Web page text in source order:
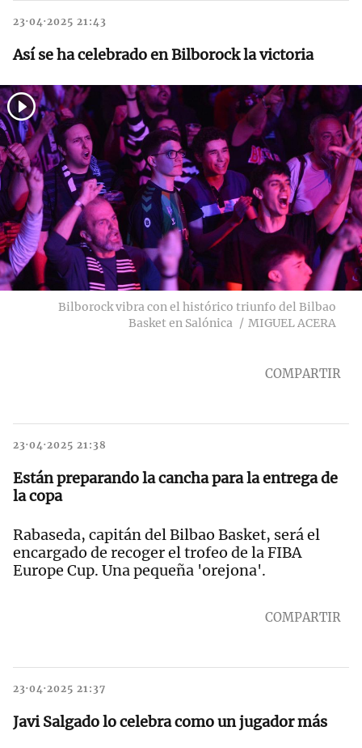
23·04·2025 21:43
Así se ha celebrado en Bilborock la victoria
Bilborock vibra con el histórico triunfo del Bilbao
Basket en Salónica
MIGUEL ACERA
COMPARTIR
23·04·2025 21:38
Están preparando la cancha para la entrega de
la copa
Rabaseda, capitán del Bilbao Basket, será el
encargado de recoger el trofeo de la FIBA
Europe Cup. Una pequeña 'orejona'.
COMPARTIR
23·04·2025 21:37
Javi Salgado lo celebra como un jugador más